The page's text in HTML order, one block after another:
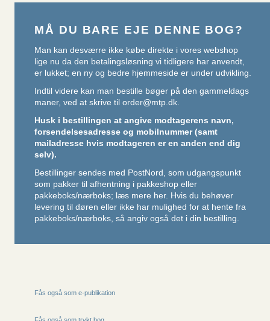
MÅ DU BARE EJE DENNE BOG?
Man kan desværre ikke købe direkte i vores webshop
lige nu da den betalingsløsning vi tidligere har anvendt,
er lukket; en ny og bedre hjemmeside er under udvikling.
Indtil videre kan man bestille bøger på den gammeldags
maner, ved at skrive til order@mtp.dk.
Husk i bestillingen at angive modtagerens navn,
forsendelsesadresse og mobilnummer (samt
mailadresse hvis modtageren er en anden end dig
selv).
Bestillinger sendes med PostNord, som udgangspunkt
som pakker til afhentning i pakkeshop eller
pakkeboks/nærboks; læs mere her. Hvis du behøver
levering til døren eller ikke har mulighed for at hente fra
pakkeboks/nærboks, så angiv også det i din bestilling.
Fås også som e-publikation